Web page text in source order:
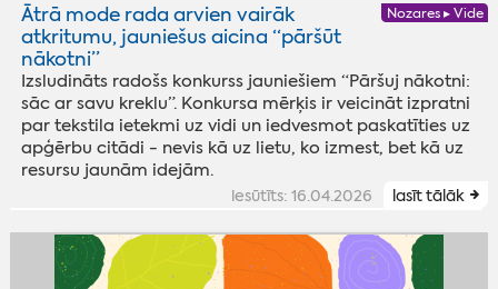
Nozares ▸ Vide
Ātrā mode rada arvien vairāk
atkritumu, jauniešus aicina “pāršūt
nākotni”
Izsludināts radošs konkurss jauniešiem “Pāršuj nākotni:
sāc ar savu kreklu”. Konkursa mērķis ir veicināt izpratni
par tekstila ietekmi uz vidi un iedvesmot paskatīties uz
apģērbu citādi - nevis kā uz lietu, ko izmest, bet kā uz
resursu jaunām idejām.
iesūtīts: 16.04.2026 lasīt tālāk